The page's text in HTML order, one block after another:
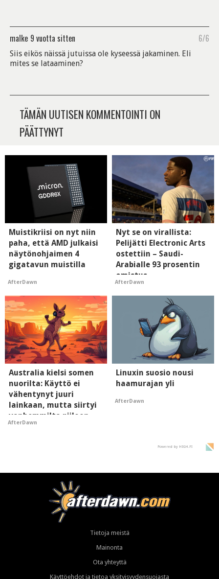
malke 9 vuotta sitten 6/6
Siis eikös näissä jutuissa ole kyseessä jakaminen. Eli
mites se lataaminen?
TÄMÄN UUTISEN KOMMENTOINTI ON
PÄÄTTYNYT
Muistikriisi on nyt niin
paha, että AMD julkaisi
näytönohjaimen 4
gigatavun muistilla
AfterDawn
Nyt se on virallista:
Pelijätti Electronic Arts
ostettiin – Saudi-
Arabialle 93 prosentin
omistus
AfterDawn
Australia kielsi somen
nuorilta: Käyttö ei
vähentynyt juuri
lainkaan, mutta siirtyi
vanhemmilta piiloon
AfterDawn
Linuxin suosio nousi
haamurajan yli
AfterDawn
Powered by HIGH.FI
Tietoja meistä
Mainonta
Ota yhteyttä
Käyttöehdot ja tietoa yksityisyydensuojasta